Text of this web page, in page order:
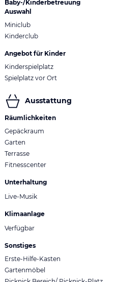
Baby-/Kinderbetreuung
Auswahl
Miniclub
Kinderclub
Angebot für Kinder
Kinderspielplatz
Spielplatz vor Ort
Ausstattung
Räumlichkeiten
Gepäckraum
Garten
Terrasse
Fitnesscenter
Unterhaltung
Live-Musik
Klimaanlage
Verfügbar
Sonstiges
Erste-Hilfe-Kasten
Gartenmöbel